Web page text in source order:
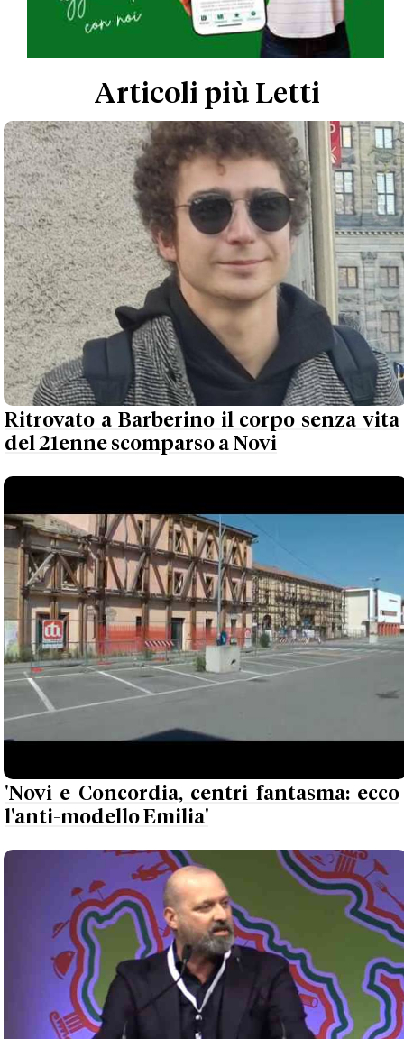
Articoli più Letti
Ritrovato a Barberino il corpo senza vita
del 21enne scomparso a Novi
'Novi e Concordia, centri fantasma: ecco
l'anti-modello Emilia'